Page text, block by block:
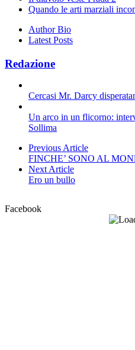
Quando le arti marziali
Author Bio
Latest Posts
Redazione
Cercasi Mr. Darcy
Un arco in un flicorno:
Sollima
Previous Article
FINCHE’ SONO AL
Next Article
Ero un bullo
Facebook